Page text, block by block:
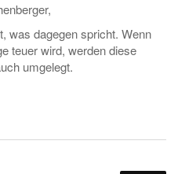
was dagegen spricht. Wenn
teuer wird, werden diese
umgelegt.